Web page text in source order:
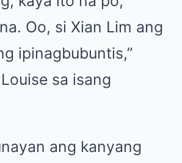
Oo, si Xian Lim ang
ipinagbubuntis,”
sa isang
ang kanyang